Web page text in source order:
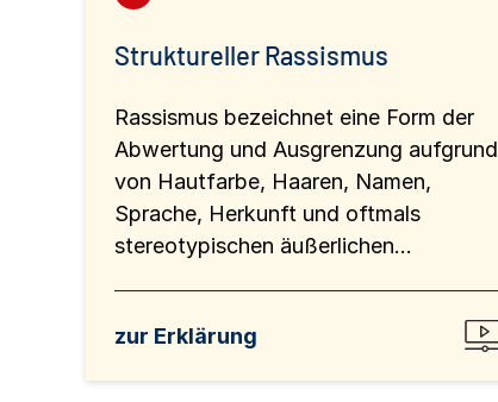
Struktureller Rassismus
Rassismus bezeichnet eine Form der
Abwertung und Ausgrenzung aufgrund
von Hautfarbe, Haaren, Namen,
Sprache, Herkunft und oftmals
stereotypischen äußerlichen...
zur Erklärung